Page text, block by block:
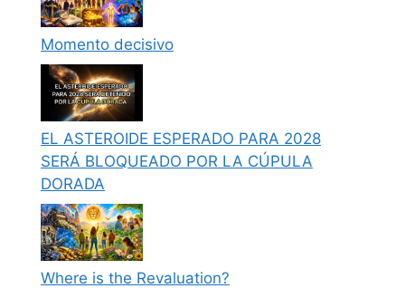
Momento decisivo
EL ASTEROIDE ESPERADO PARA 2028
SERÁ BLOQUEADO POR LA CÚPULA
DORADA
Where is the Revaluation?